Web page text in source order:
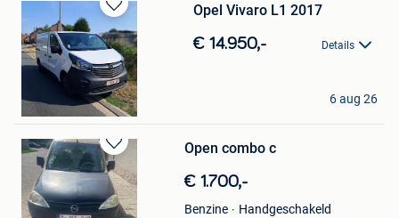
Bewaren
in
Mijn
Favorieten
Opel Vivaro L1 2017
€ 14.950,- Details
Lommel
6 aug 26
Bewaren
in
Mijn
Favorieten
Open combo c
€ 1.700,-
Benzine
Handgeschakeld